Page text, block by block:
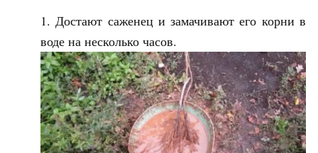
Достают саженец и замачивают его корни в
воде на несколько часов.